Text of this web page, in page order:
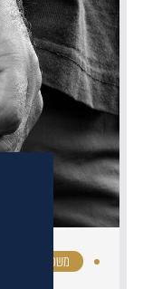
משפט פלילי